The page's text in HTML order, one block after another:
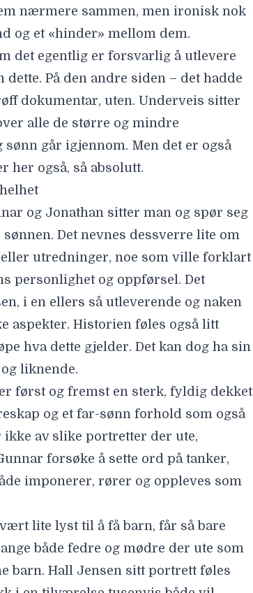
nærmere sammen, men ironisk nok
og et «hinder» mellom dem.
det egentlig er forsvarlig å utlevere
dette. På den andre siden – det hadde
dokumentar, uten. Underveis sitter
alle de større og mindre
sønn går igjennom. Men det er også
her også, så absolutt.
og Jonathan sitter man og spør seg
Det nevnes dessverre lite om
utredninger, noe som ville forklart
personlighet og oppførsel. Det
i en ellers så utleverende og naken
aspekter. Historien føles også litt
hva dette gjelder. Det kan dog ha sin
liknende.
først og fremst en sterk, fyldig dekket
og et far-sønn forhold som også
av slike portretter der ute,
forsøke å sette ord på tanker,
imponerer, rører og oppleves som
lite lyst til å få barn, får så bare
både fedre og mødre der ute som
barn. Hall Jensen sitt portrett føles